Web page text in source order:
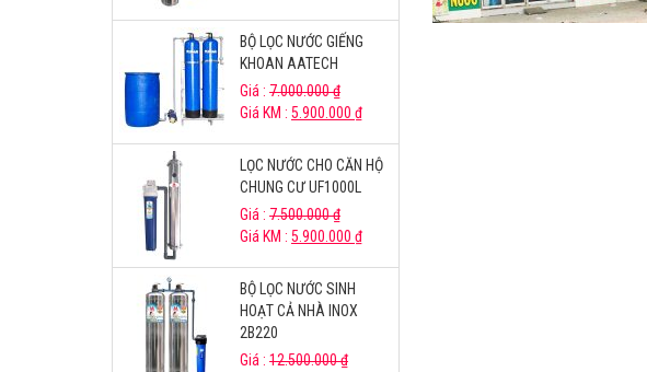
BỘ LỌC NƯỚC GIẾNG
KHOAN AATECH
Giá : 7.000.000₫
Giá KM : 5.900.000 ₫
LỌC NƯỚC CHO CĂN HỘ
CHUNG CƯ UF1000L
Giá : 7.500.000₫
Giá KM : 5.900.000 ₫
BỘ LỌC NƯỚC SINH
HOẠT CẢ NHÀ INOX
2B220
Giá : 12.500.000₫